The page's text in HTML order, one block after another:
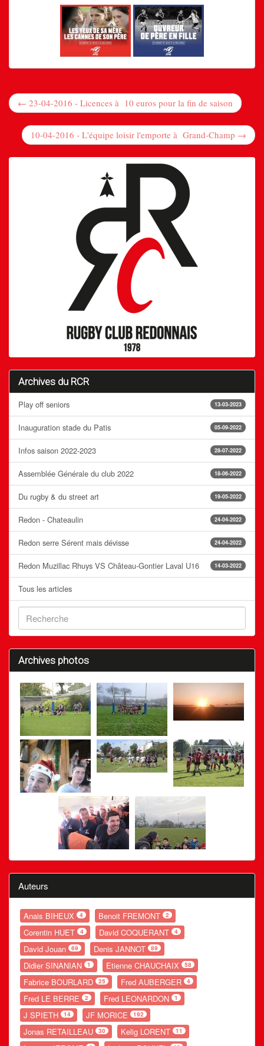
← 23-04-2016 - Licences à 10 euros pour la fin de saison
10-04-2016 - L'équipe loisir l'emporte à Grand-Champ →
Archives du RCR
13-03-2023
Play off seniors
05-09-2022
Inauguration stade du Patis
28-07-2022
Infos saison 2022-2023
18-06-2022
Assemblée Générale du club 2022
19-05-2022
Du rugby & du street art
24-04-2022
Redon - Chateaulin
24-04-2022
Redon serre Sérent mais dévisse
14-03-2022
Redon Muzillac Rhuys VS Château-Gontier Laval U16
Tous les articles
Archives photos
Auteurs
Anais BIHEUX 4 Benoit FREMONT 2
Corentin HUET 4 David COQUERANT 4
David Jouan 69 Denis JANNOT 89
Didier SINANIAN 1 Etienne CHAUCHAIX 58
Fabrice BOURLARD 25 Fred AUBERGER 4
Fred LE BERRE 2 Fred LEONARDON 1
J SPIETH 14 JF MORICE 192
Jonas RETAILLEAU 30 Kelig LORENT 11